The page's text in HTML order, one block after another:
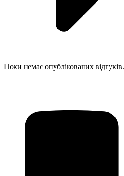
Поки немає опублікованих відгуків.